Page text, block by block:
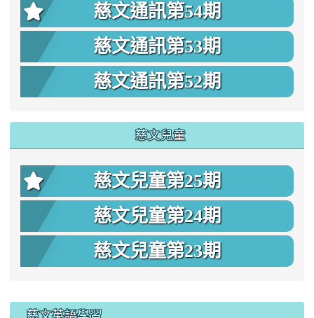
慈文通訊第54期
慈文通訊第53期
慈文通訊第52期
慈文兒童
慈文兒童第25期
慈文兒童第24期
慈文兒童第23期
慈文英語學習